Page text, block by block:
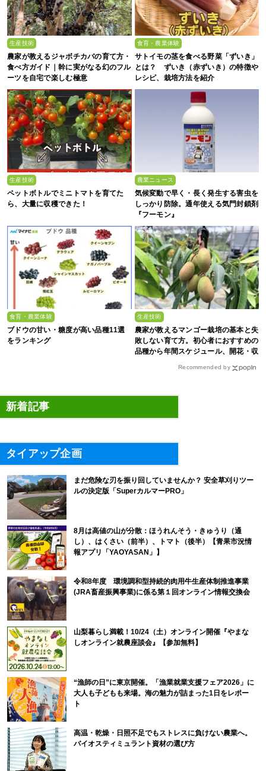
生産技術
農家が教えるジャボチカバの育て方・
食べ方ガイド｜幹に実がなる幻のフル
ーツを自宅で楽しむ極意
食育・農業体験
サトイモの茎を食べる野菜「ずいき」
とは？ ずいき（赤ずいき）の特徴や
レシピ、栽培方法を紹介
生産技術
ペットボトルでミニトマトを育てた
ら、大量に収穫できた！
農業ニュース
気候変動で早く・長く発生する害虫を
しっかり防除。通年使える気門封鎖剤
『フーモン』
食育・農業体験
ブドウの甘い・糖度が高い品種11選
をランキング
生産技術
農家が教えるマンゴー栽培の基本と失
敗しない育て方。初心者におすすめの
品種から年間スケジュール、開花・収
Recommended by
新着記事
タイアップ企画
まだ危険な刃を振り回していませんか？ 安全草刈りツー
ルの決定版「SuperカルマーPRO」
8月は高値の山が分散：ほうれんそう・きゅうり（通
し）、はくさい（前半）、トマト（後半）【青果市況情
報アプリ「YAOYASAN」】
令和8年度 環境調和型持続的肉用牛生産体制推進事業
(JRA畜産振興事業)に係る第１回オンライン情報交換会
山梨暮らし満載！10/24（土）オンライン開催『やまな
しオンライン就農座談会』【参加無料】
“漁師の日”に東京開催。「漁業就業支援フェア2026」に
大人も子どもも来場。海の魅力が詰まった1日をレポー
ト
高温・乾燥・日照不足でもストレスに負けない農業へ。
バイオスティミュラント資材の選び方